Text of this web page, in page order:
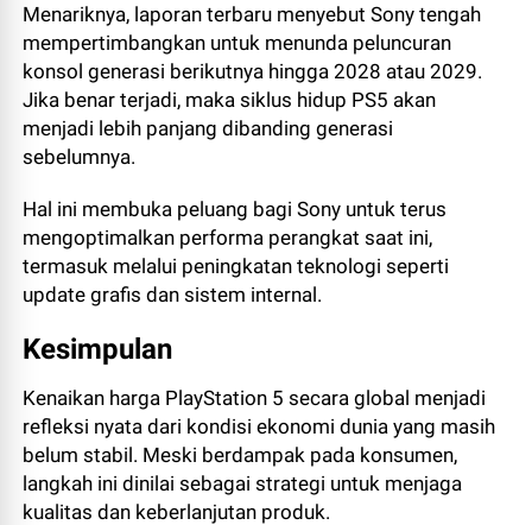
Menariknya, laporan terbaru menyebut Sony tengah
mempertimbangkan untuk menunda peluncuran
konsol generasi berikutnya hingga 2028 atau 2029.
Jika benar terjadi, maka siklus hidup PS5 akan
menjadi lebih panjang dibanding generasi
sebelumnya.
Hal ini membuka peluang bagi Sony untuk terus
mengoptimalkan performa perangkat saat ini,
termasuk melalui peningkatan teknologi seperti
update grafis dan sistem internal.
Kesimpulan
Kenaikan harga PlayStation 5 secara global menjadi
refleksi nyata dari kondisi ekonomi dunia yang masih
belum stabil. Meski berdampak pada konsumen,
langkah ini dinilai sebagai strategi untuk menjaga
kualitas dan keberlanjutan produk.